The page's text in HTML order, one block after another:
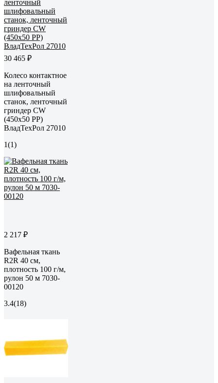
30 465 ₽
Колесо контактное
на ленточный
шлифовальный
станок, ленточный
гриндер CW
(450x50 PP)
ВладТехРол 27010
1(1)
2 217 ₽
Вафельная ткань
R2R 40 см,
плотность 100 г/м,
рулон 50 м 7030-
00120
3.4(18)